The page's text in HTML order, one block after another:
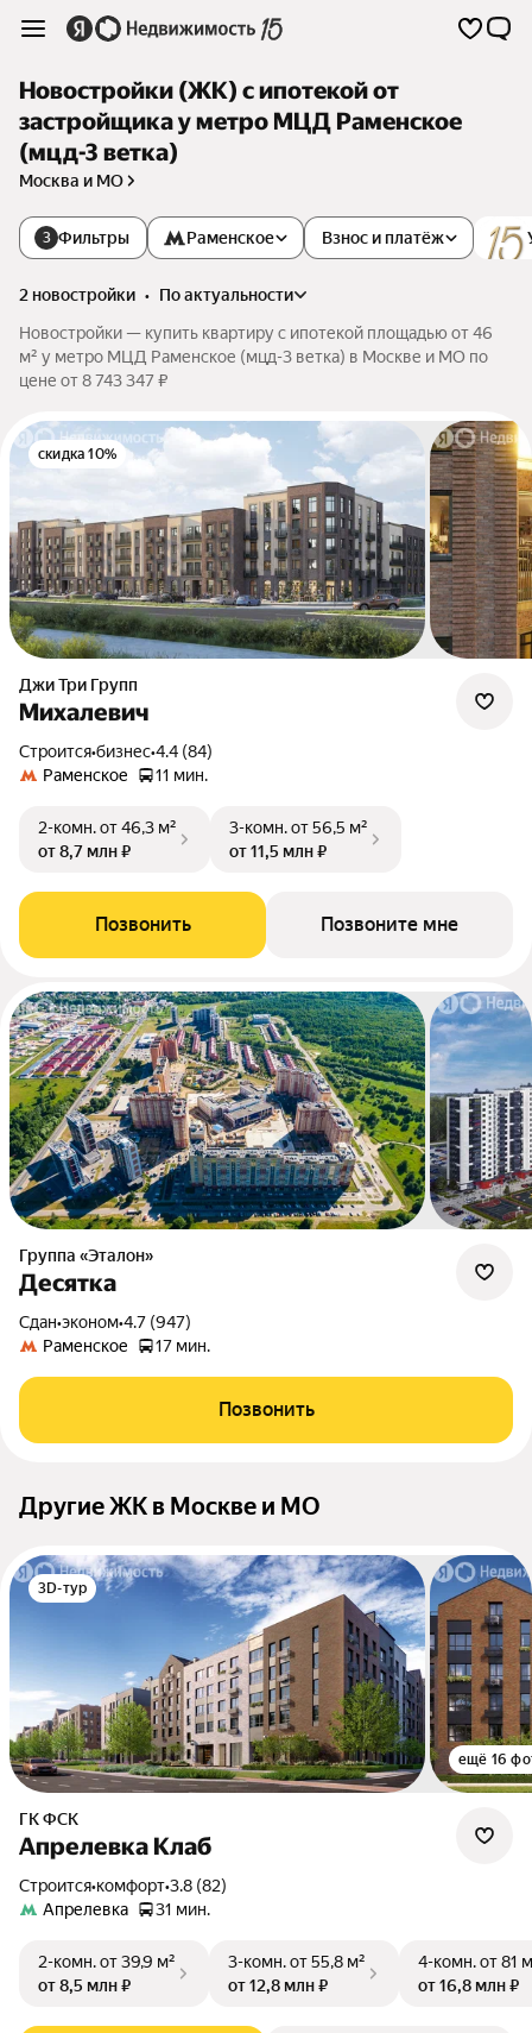
Новостройки (ЖК) с ипотекой от
застройщика у метро МЦД Раменское
(мцд-3 ветка)
Москва и МО
3 Фильтры Раменское Взнос и платёж
2 новостройки •
по актуальности
Новостройки — купить квартиру с ипотекой площадью от 46
м² у метро МЦД Раменское (мцд-3 ветка) в Москве и МО по
цене от 8 743 347 ₽
скидка 10%
Джи Три Групп
Михалевич
Строится•бизнес•4.4 (84)
Раменское
11 мин.
2-комн.от 46,3 м²
от 8,7 млн ₽
3-комн.от 56,5 м²
от 11,5 млн ₽
Позвонить Позвоните мне
Группа «Эталон»
Десятка
Сдан•эконом•4.7 (947)
Раменское
17 мин.
Позвонить
Другие ЖК в Москве и МО
3D-тур
ещё 16
ГК ФСК
Апрелевка Клаб
Строится•комфорт•3.8 (82)
Апрелевка
31 мин.
2-комн.от 39,9 м²
от 8,5 млн ₽
3-комн.от 55,8 м²
от 12,8 млн ₽
4-комн.от 81
от 16,8 млн ₽